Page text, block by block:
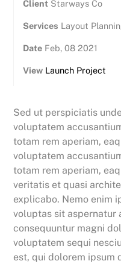
ClientStarways Co
Services Layout
DateFeb, 08 2021
View Launch Project
Sed ut perspiciatis
voluptatem
totam rem aperiam,
voluptatem
totam rem aperiam,
veritatis et quasi
explicabo. Nemo enim
voluptas sit aspernatur
consequuntur magni
voluptatem sequi
est, qui dolorem ipsum